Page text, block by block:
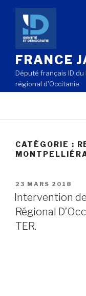
Aller
contenu
principal
FRANCE
Député français ID
régional d'Occitanie
CATÉGORIE :
PUBLIÉ
LE
23 MARS 2018
Intervention
Régional
TER.